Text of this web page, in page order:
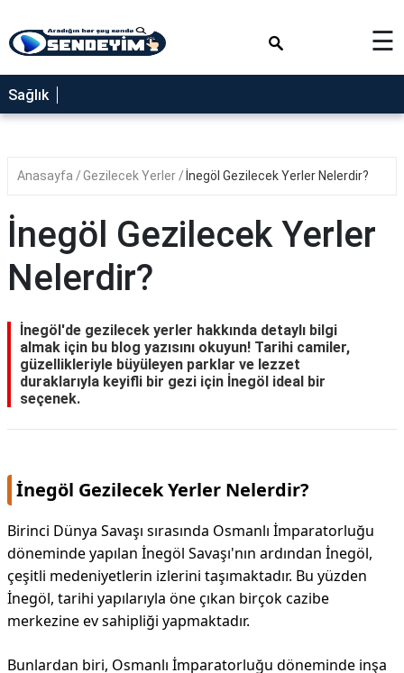
SAĞLIK
NEDİR
YEMEK
RÜYA
TABİRLERİ
GEZİLECEK
BLOG
☰
Sağlık
Anasayfa Gezilecek Yerler İnegöl Gezilecek Yerler Nelerdir?
İnegöl Gezilecek Yerler
Nelerdir?
İnegöl'de gezilecek yerler hakkında detaylı bilgi
almak için bu blog yazısını okuyun! Tarihi camiler,
güzellikleriyle büyüleyen parklar ve lezzet
duraklarıyla keyifli bir gezi için İnegöl ideal bir
seçenek.
İnegöl Gezilecek Yerler Nelerdir?
Birinci Dünya Savaşı sırasında Osmanlı İmparatorluğu
döneminde yapılan İnegöl Savaşı'nın ardından İnegöl,
çeşitli medeniyetlerin izlerini taşımaktadır. Bu yüzden
İnegöl, tarihi yapılarıyla öne çıkan birçok cazibe
merkezine ev sahipliği yapmaktadır.
Bunlardan biri, Osmanlı İmparatorluğu döneminde inşa